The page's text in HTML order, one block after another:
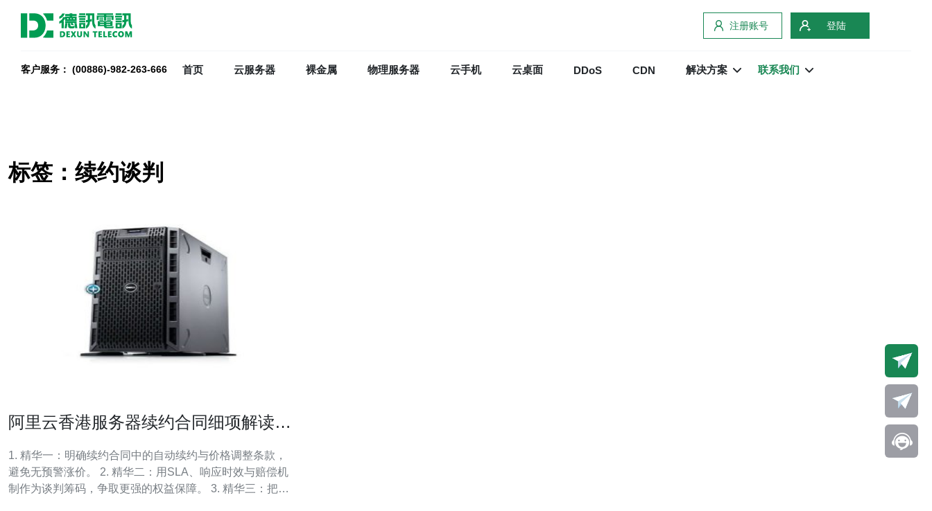
注册账号 登陆
客户服务： (00886)-982-263-666 首页 云服务器 裸金属 物理服务器 云手机 云桌面 DDoS CDN 解决方案 联系我们
标签：续约谈判
阿里云香港服务器续约合同细项解读与
1. 精华一：明确续约合同中的自动续约与价格调整条款，
避免无预警涨价。 2. 精华二：用SLA、响应时效与赔偿机
制作为谈判筹码，争取更强的权益保障。 3. 精华三：把握